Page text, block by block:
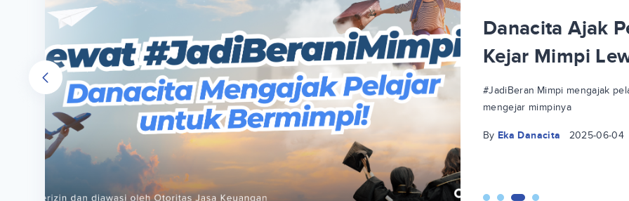
Danacita Ajak
Kejar Mimpi
#JadiBeraniMimpi mengajak
mengejar mimpinya
By Eka Danacita 2025-06-04